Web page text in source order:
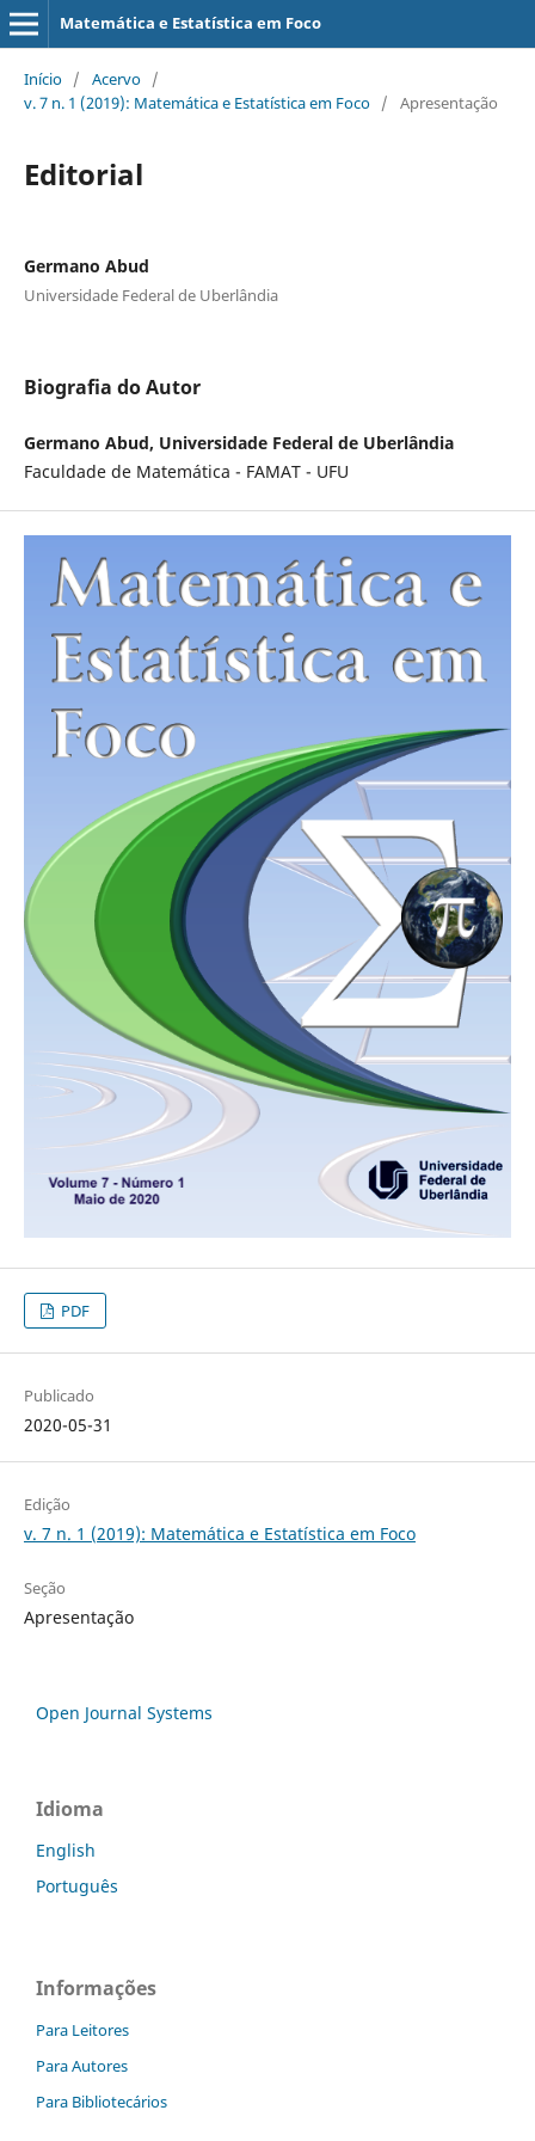
Matemática e Estatística em Foco
Início / Acervo /
v. 7 n. 1 (2019): Matemática e Estatística em Foco / Apresentação
Editorial
Germano Abud
Universidade Federal de Uberlândia
Biografia do Autor
Germano Abud, Universidade Federal de Uberlândia
Faculdade de Matemática - FAMAT - UFU
PDF
Publicado
2020-05-31
Edição
v. 7 n. 1 (2019): Matemática e Estatística em Foco
Seção
Apresentação
Open Journal Systems
Idioma
English
Português
Informações
Para Leitores
Para Autores
Para Bibliotecários